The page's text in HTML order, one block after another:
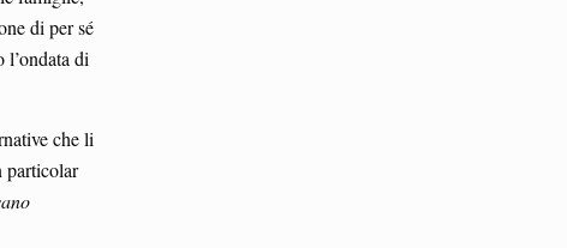
di per sé
l’ondata di
che li
particolar